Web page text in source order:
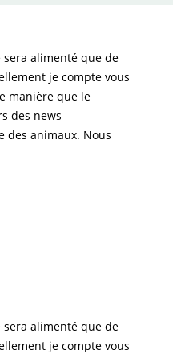
sera alimenté que de
je compte vous
manière que le
des news
des animaux. Nous
sera alimenté que de
je compte vous